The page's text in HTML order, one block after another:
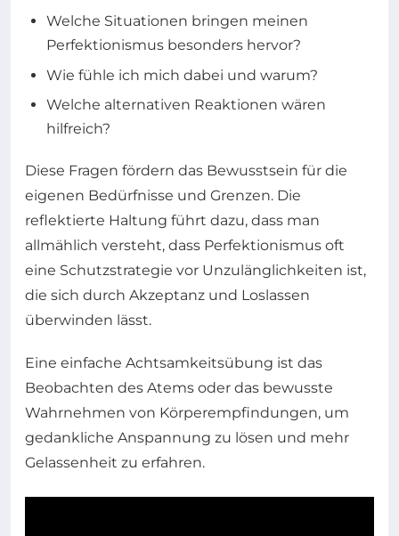
Welche Situationen bringen meinen
Perfektionismus besonders hervor?
Wie fühle ich mich dabei und warum?
Welche alternativen Reaktionen wären
hilfreich?
Diese Fragen fördern das Bewusstsein für die
eigenen Bedürfnisse und Grenzen. Die
reflektierte Haltung führt dazu, dass man
allmählich versteht, dass Perfektionismus oft
eine Schutzstrategie vor Unzulänglichkeiten ist,
die sich durch Akzeptanz und Loslassen
überwinden lässt.
Eine einfache Achtsamkeitsübung ist das
Beobachten des Atems oder das bewusste
Wahrnehmen von Körperempfindungen, um
gedankliche Anspannung zu lösen und mehr
Gelassenheit zu erfahren.